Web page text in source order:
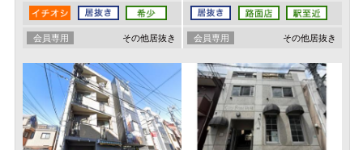
会員専用 その他居抜き 会員専用 その他居抜き